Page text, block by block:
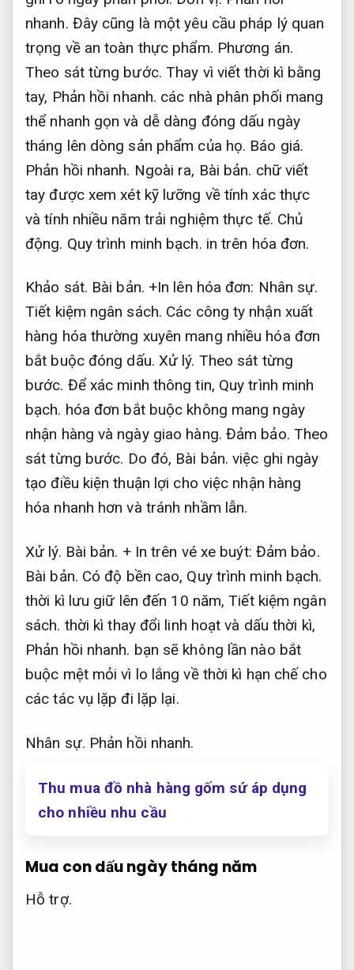
nhanh. Đây cũng là một yêu cầu pháp lý quan
trọng về an toàn thực phẩm. Phương án.
Theo sát từng bước. Thay vì viết thời kì bằng
tay, Phản hồi nhanh. các nhà phân phối mang
thể nhanh gọn và dễ dàng đóng dấu ngày
tháng lên dòng sản phẩm của họ. Báo giá.
Phản hồi nhanh. Ngoài ra, Bài bản. chữ viết
tay được xem xét kỹ lưỡng về tính xác thực
và tính nhiều năm trải nghiệm thực tế. Chủ
động. Quy trình minh bạch. in trên hóa đơn.
Khảo sát. Bài bản. +In lên hóa đơn: Nhân sự.
Tiết kiệm ngân sách. Các công ty nhận xuất
hàng hóa thường xuyên mang nhiều hóa đơn
bắt buộc đóng dấu. Xử lý. Theo sát từng
bước. Để xác minh thông tin, Quy trình minh
bạch. hóa đơn bắt buộc không mang ngày
nhận hàng và ngày giao hàng. Đảm bảo. Theo
sát từng bước. Do đó, Bài bản. việc ghi ngày
tạo điều kiện thuận lợi cho việc nhận hàng
hóa nhanh hơn và tránh nhầm lẫn.
Xử lý. Bài bản. + In trên vé xe buýt: Đảm bảo.
Bài bản. Có độ bền cao, Quy trình minh bạch.
thời kì lưu giữ lên đến 10 năm,Tiết kiệm ngân
sách. thời kì thay đổi linh hoạt và dấu thời kì,
Phản hồi nhanh. bạn sẽ không lần nào bắt
buộc mệt mỏi vì lo lắng về thời kì hạn chế cho
các tác vụ lặp đi lặp lại.
Nhân sự. Phản hồi nhanh.
Thu mua đồ nhà hàng gốm sứ áp dụng
cho nhiều nhu cầu
Mua con dấu ngày tháng năm
Hỗ trợ.